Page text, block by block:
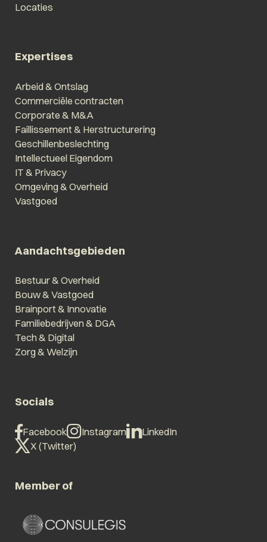
Locaties
Expertises
Arbeid & Ontslag
Commerciële contracten
Corporate & M&A
Faillissement & Herstructurering
Geschillenbeslechting
Intellectueel Eigendom
IT & Privacy
Omgeving & Overheid
Vastgoed
Aandachtsgebieden
Bestuur & Overheid
Bouw & Vastgoed
Brainport & Innovatie
Familiebedrijven & DGA
Tech & Digital
Zorg & Welzijn
Socials
Facebook Instagram
LinkedIn
X (Twitter)
Member of